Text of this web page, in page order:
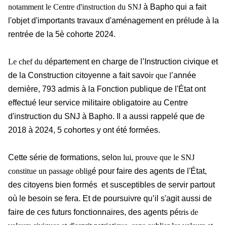
notamment le Centre d'instruction du SNJ à Bapho qui a fait
l'objet d'importants travaux d'aménagement en prélude à la
rentrée de la 5è cohorte 2024.
Le chef du département en charge de l’Instruction civique et
de la Construction citoyenne a fait savoir que l’année
dernière, 793 admis à la Fonction publique de l'État ont
effectué leur service militaire obligatoire au Centre
d'instruction du SNJ à Bapho. Il a aussi rappelé que de
2018 à 2024, 5 cohortes y ont été formées.
Cette série de formations, selon lui, prouve que le SNJ
constitue un passage obligé pour faire des agents de l'État,
des citoyens bien formés et susceptibles de servir partout
où le besoin se fera. Et de poursuivre qu’il s'agit aussi de
faire de ces futurs fonctionnaires, des agents pétris de